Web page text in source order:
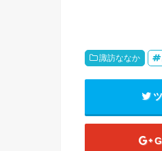
諏訪ななか